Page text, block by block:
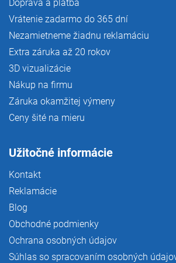
Doprava a platba
Vrátenie zadarmo do 365 dní
Nezamietneme žiadnu reklamáciu
Extra záruka až 20 rokov
3D vizualizácie
Nákup na firmu
Záruka okamžitej výmeny
Ceny šité na mieru
Užitočné informácie
Kontakt
Reklamácie
Blog
Obchodné podmienky
Ochrana osobných údajov
Súhlas so spracovaním osobných